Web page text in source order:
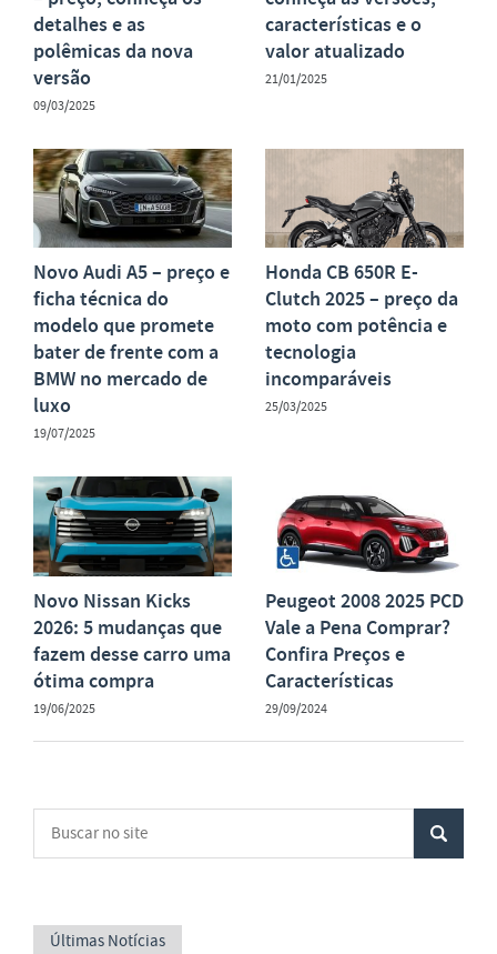
detalhes e as
polêmicas da nova
versão
09/03/2025
características e o
valor atualizado
21/01/2025
Novo Audi A5 – preço e
ficha técnica do
modelo que promete
bater de frente com a
BMW no mercado de
luxo
19/07/2025
Honda CB 650R E-
Clutch 2025 – preço da
moto com potência e
tecnologia
incomparáveis
25/03/2025
Novo Nissan Kicks
2026: 5 mudanças que
fazem desse carro uma
ótima compra
19/06/2025
Peugeot 2008 2025 PCD
Vale a Pena Comprar?
Confira Preços e
Características
29/09/2024
Últimas Notícias